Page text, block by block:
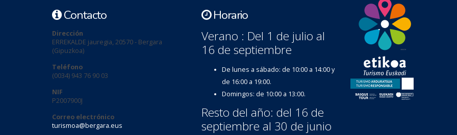
Contacto
Dirección
ERREKALDE jauregia, 20570 - Bergara
(Gipuzkoa)
Teléfono
(0034) 943 76 90 03
NIF
P2007900J
Correo electrónico
turismoa@bergara.eus
Horario
Verano : Del 1 de julio al
16 de septiembre
De lunes a sábado: de 10:00 a 14:00 y
de 16:00 a 19:00.
Domingos: de 10:00 a 13:00.
Resto del año: del 16 de
septiembre al 30 de junio